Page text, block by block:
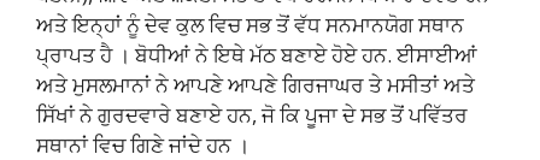
ਅਤੇ ਇਨ੍ਹਾਂ ਨੂੰ ਦੇਵ ਕੁਲ ਵਿਚ ਸਭ ਤੋਂ ਵੱਧ ਸਨਮਾਨਯੋਗ ਸਥਾਨ
ਪ੍ਰਾਪਤ ਹੈ । ਬੋਧੀਆਂ ਨੇ ਇਥੇ ਮੱਠ ਬਣਾਏ ਹੋਏ ਹਨ. ਈਸਾਈਆਂ
ਅਤੇ ਮੁਸਲਮਾਨਾਂ ਨੇ ਆਪਣੇ ਆਪਣੇ ਗਿਰਜਾਘਰ ਤੇ ਮਸੀਤਾਂ ਅਤੇ
ਸਿੱਖਾਂ ਨੇ ਗੁਰਦਵਾਰੇ ਬਣਾਏ ਹਨ, ਜੋ ਕਿ ਪੂਜਾ ਦੇ ਸਭ ਤੋਂ ਪਵਿੱਤਰ
ਸਥਾਨਾਂ ਵਿਚ ਗਿਣੇ ਜਾਂਦੇ ਹਨ ।